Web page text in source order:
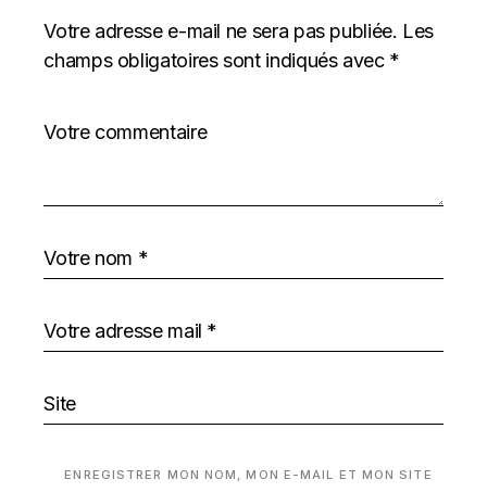
Votre adresse e-mail ne sera pas publiée. Les
champs obligatoires sont indiqués avec *
ENREGISTRER MON NOM, MON E-MAIL ET MON SITE